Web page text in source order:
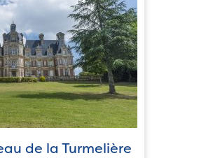
de la Turmelière